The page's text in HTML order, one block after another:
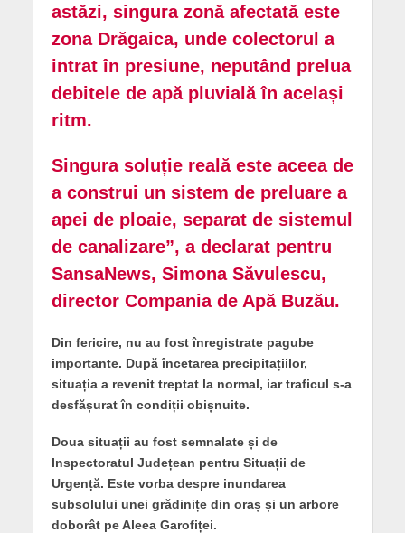
astăzi, singura zonă afectată este
zona Drăgaica, unde colectorul a
intrat în presiune, neputând prelua
debitele de apă pluvială în același
ritm.
Singura soluție reală este aceea de
a construi un sistem de preluare a
apei de ploaie, separat de sistemul
de canalizare”, a declarat pentru
SansaNews, Simona Săvulescu,
director Compania de Apă Buzău.
Din fericire, nu au fost înregistrate pagube
importante. După încetarea precipitațiilor,
situația a revenit treptat la normal, iar traficul s-a
desfășurat în condiții obișnuite.
Doua situații au fost semnalate și de
Inspectoratul Județean pentru Situații de
Urgență. Este vorba despre inundarea
subsolului unei grădinițe din oraș și un arbore
doborât pe Aleea Garofiței.